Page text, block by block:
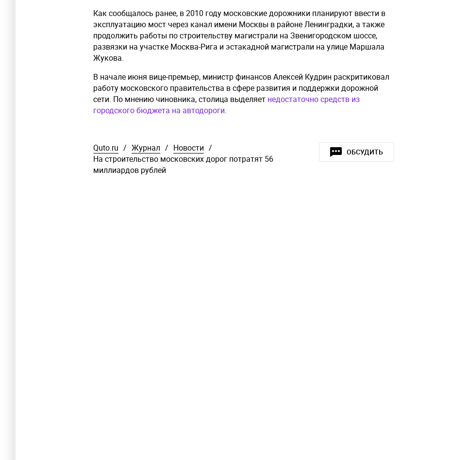
Как сообщалось ранее, в 2010 году московские дорожники планируют ввести в
эксплуатацию мост через канал имени Москвы в районе Ленинградки, а также
продолжить работы по строительству магистрали на Звенигородском шоссе,
развязки на участке Москва-Рига и эстакадной магистрали на улице Маршала
Жукова.
В начале июня вице-премьер, министр финансов Алексей Кудрин раскритиковал
работу московского правительства в сфере развития и поддержки дорожной
сети. По мнению чиновника, столица выделяет недостаточно средств из
городского бюджета на автодороги.
ОБСУДИТЬ
Quto.ru / Журнал / Новости /
На строительство московских дорог потратят 56
миллиардов рублей